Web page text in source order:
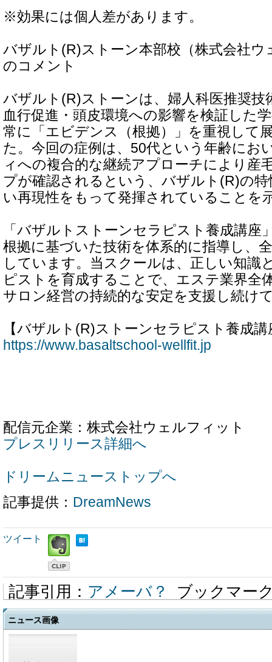
※効果には個人差があります。
バザルト(R)ストーン本部校（株式会社
のコメント
バザルト(R)ストーンは、婦人科医推奨技
血行促進・頭皮環境への影響を検証した
常に「エビデンス（根拠）」を重視して
た。今回の症例は、50代という年齢にお
ィへの複合的な継続アプローチにより産
プが確認されるという、バザルト(R)の
い再現性をもって発揮されていることを
「バザルトストーンセラピスト養成講座
根拠に基づいた技術を体系的に指導し、
しています。当スクールは、正しい知識
ピストを育成することで、エステ業界全
サロン経営の持続的な安定を支援し続け
【バザルト(R)ストーンセラピスト養成
https://www.basaltschool-wellfit.jp
配信元企業：株式会社ウェルフィット
プレスリリース詳細へ
ドリームニューストップへ
記事提供： DreamNews
ツイート
記事引用： アメーバ？ ブックマー
ニュース画像